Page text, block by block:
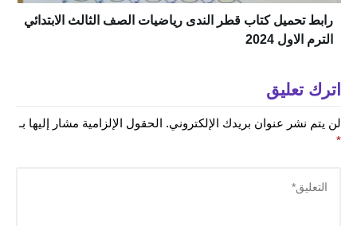
رابط تحميل كتاب قطر الندى رياضيات الصف الثالث الابتدائي
الترم الاول 2024
اترك تعليق
لن يتم نشر عنوان بريدك الإلكتروني. الحقول الإلزامية مشار إليها بـ
*